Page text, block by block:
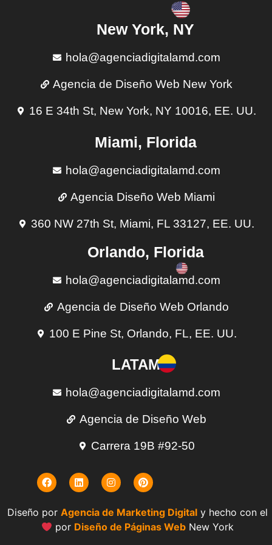
New York, NY
hola@agenciadigitalamd.com
Agencia de Diseño Web New York
16 E 34th St, New York, NY 10016, EE. UU.
Miami, Florida
hola@agenciadigitalamd.com
Agencia Diseño Web Miami
360 NW 27th St, Miami, FL 33127, EE. UU.
Orlando, Florida
hola@agenciadigitalamd.com
Agencia de Diseño Web Orlando
100 E Pine St, Orlando, FL, EE. UU.
LATAM
hola@agenciadigitalamd.com
Agencia de Diseño Web
Carrera 19B #92-50
Diseño por Agencia de Marketing Digital y hecho con el
por Diseño de Páginas Web New York